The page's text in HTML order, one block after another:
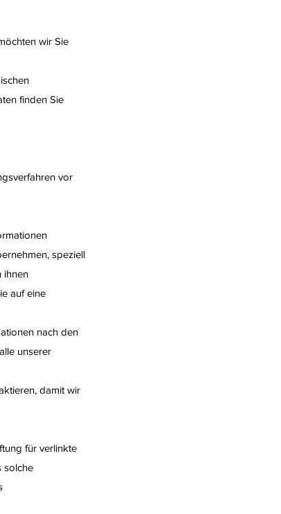
wir Sie
finden Sie
vor
speziell
ihnen
auf eine
nach den
unserer
damit wir
für verlinkte
solche